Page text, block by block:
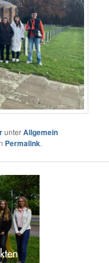
unterAllgemein
Permalink.